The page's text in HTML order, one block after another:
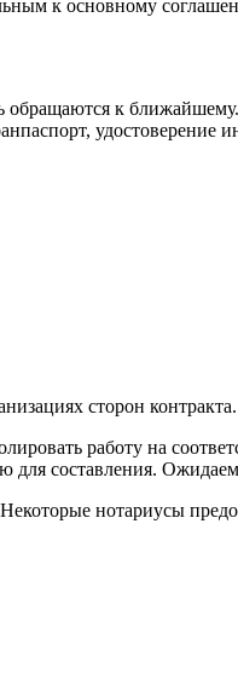
к основному
к
удостоверение
сторон контракта.
работу на
составления.
нотариусы